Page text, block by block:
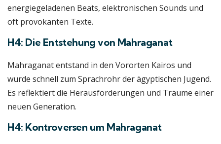
energiegeladenen Beats, elektronischen Sounds und
oft provokanten Texte.
H4: Die Entstehung von Mahraganat
Mahraganat entstand in den Vororten Kairos und
wurde schnell zum Sprachrohr der ägyptischen Jugend.
Es reflektiert die Herausforderungen und Träume einer
neuen Generation.
H4: Kontroversen um Mahraganat